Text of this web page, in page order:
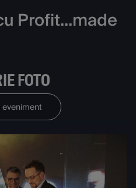
Profit...made
FOTO